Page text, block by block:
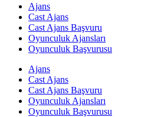
Ajans
Cast Ajans
Cast Ajans Başvuru
Oyunculuk Ajansları
Oyunculuk Başvurusu
Ajans
Cast Ajans
Cast Ajans Başvuru
Oyunculuk Ajansları
Oyunculuk Başvurusu